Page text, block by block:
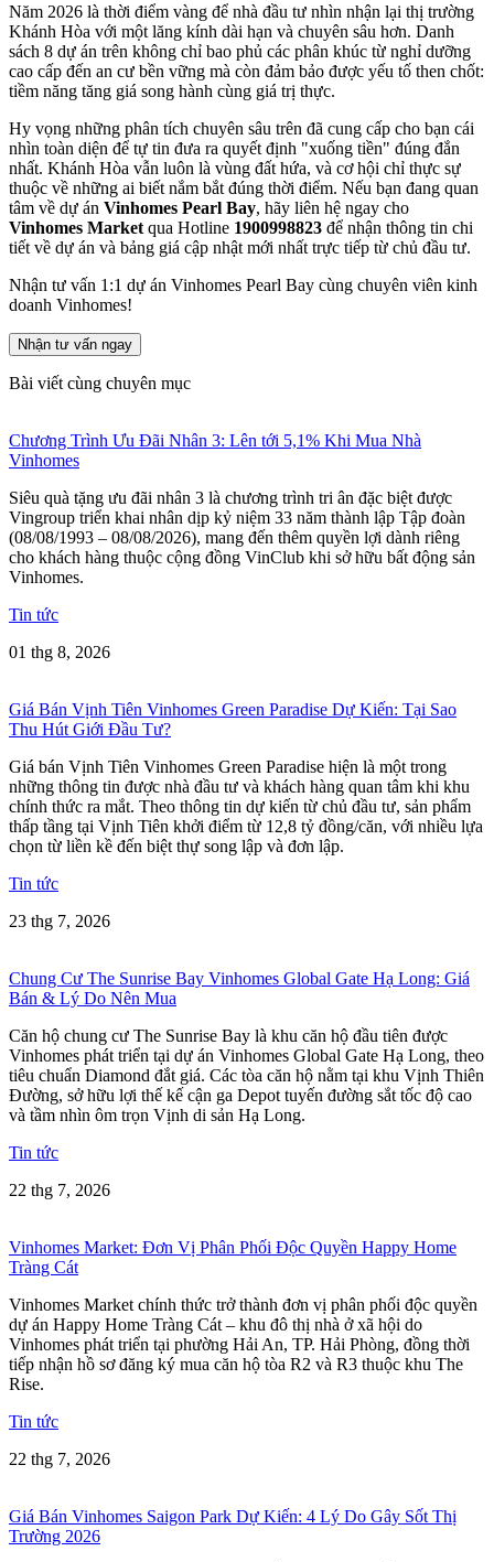
Năm 2026 là thời điểm vàng để nhà đầu tư nhìn nhận lại thị trường
Khánh Hòa với một lăng kính dài hạn và chuyên sâu hơn. Danh
sách 8 dự án trên không chỉ bao phủ các phân khúc từ nghỉ dưỡng
cao cấp đến an cư bền vững mà còn đảm bảo được yếu tố then chốt:
tiềm năng tăng giá song hành cùng giá trị thực.
Hy vọng những phân tích chuyên sâu trên đã cung cấp cho bạn cái
nhìn toàn diện để tự tin đưa ra quyết định "xuống tiền" đúng đắn
nhất. Khánh Hòa vẫn luôn là vùng đất hứa, và cơ hội chỉ thực sự
thuộc về những ai biết nắm bắt đúng thời điểm. Nếu bạn đang quan
tâm về dự án Vinhomes Pearl Bay, hãy liên hệ ngay cho
Vinhomes Market qua Hotline 1900998823 để nhận thông tin chi
tiết về dự án và bảng giá cập nhật mới nhất trực tiếp từ chủ đầu tư.
Nhận tư vấn 1:1 dự án Vinhomes Pearl Bay cùng chuyên viên kinh
doanh Vinhomes!
Nhận tư vấn ngay
Bài viết cùng chuyên mục
Chương Trình Ưu Đãi Nhân 3: Lên tới 5,1% Khi Mua Nhà
Vinhomes
Siêu quà tặng ưu đãi nhân 3 là chương trình tri ân đặc biệt được
Vingroup triển khai nhân dịp kỷ niệm 33 năm thành lập Tập đoàn
(08/08/1993 – 08/08/2026), mang đến thêm quyền lợi dành riêng
cho khách hàng thuộc cộng đồng VinClub khi sở hữu bất động sản
Vinhomes.
Tin tức
01 thg 8, 2026
Giá Bán Vịnh Tiên Vinhomes Green Paradise Dự Kiến: Tại Sao
Thu Hút Giới Đầu Tư?
Giá bán Vịnh Tiên Vinhomes Green Paradise hiện là một trong
những thông tin được nhà đầu tư và khách hàng quan tâm khi khu
chính thức ra mắt. Theo thông tin dự kiến từ chủ đầu tư, sản phẩm
thấp tầng tại Vịnh Tiên khởi điểm từ 12,8 tỷ đồng/căn, với nhiều lựa
chọn từ liền kề đến biệt thự song lập và đơn lập.
Tin tức
23 thg 7, 2026
Chung Cư The Sunrise Bay Vinhomes Global Gate Hạ Long: Giá
Bán & Lý Do Nên Mua
Căn hộ chung cư The Sunrise Bay là khu căn hộ đầu tiên được
Vinhomes phát triển tại dự án Vinhomes Global Gate Hạ Long, theo
tiêu chuẩn Diamond đắt giá. Các tòa căn hộ nằm tại khu Vịnh Thiên
Đường, sở hữu lợi thế kế cận ga Depot tuyến đường sắt tốc độ cao
và tầm nhìn ôm trọn Vịnh di sản Hạ Long.
Tin tức
22 thg 7, 2026
Vinhomes Market: Đơn Vị Phân Phối Độc Quyền Happy Home
Tràng Cát
Vinhomes Market chính thức trở thành đơn vị phân phối độc quyền
dự án Happy Home Tràng Cát – khu đô thị nhà ở xã hội do
Vinhomes phát triển tại phường Hải An, TP. Hải Phòng, đồng thời
tiếp nhận hồ sơ đăng ký mua căn hộ tòa R2 và R3 thuộc khu The
Rise.
Tin tức
22 thg 7, 2026
Giá Bán Vinhomes Saigon Park Dự Kiến: 4 Lý Do Gây Sốt Thị
Trường 2026